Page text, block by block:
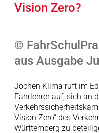
Vision Zero?
©
aus Ausgabe
Jochen Klima ruft im
Fahrlehrer auf, sich an
Vision Zero“ des
Württemberg zu